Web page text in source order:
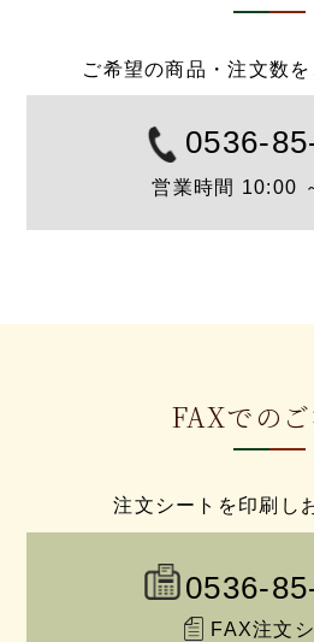
ご希望の商品・注文数
0536-
営業時間 10:00
FAXでの
注文シートを印刷し
0536-
FAX注文